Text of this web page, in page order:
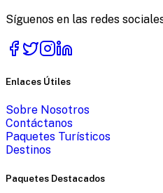
Síguenos en las redes
Enlaces Útiles
Sobre Nosotros
Contáctanos
Paquetes Turísticos
Destinos
Paquetes Destacados